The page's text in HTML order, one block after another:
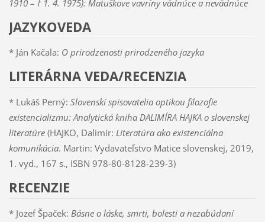
1910 – † 1. 4. 1975): Matuškove vavríny vädnúce a nevädnúce
JAZYKOVEDA
* Ján Kačala: O prirodzenosti prirodzeného jazyka
LITERÁRNA VEDA/RECENZIA
* Lukáš Perný: Slovenskí spisovatelia optikou filozofie
existencializmu: Analytická kniha DALIMÍRA HAJKA o slovenskej
literatúre(HAJKO, Dalimír: Literatúra ako existenciálna
komunikácia. Martin: Vydavateľstvo Matice slovenskej, 2019,
1. vyd., 167 s., ISBN 978-80-8128-239-3)
RECENZIE
* Jozef Špaček: Básne o láske, smrti, bolesti a nezabúdaní